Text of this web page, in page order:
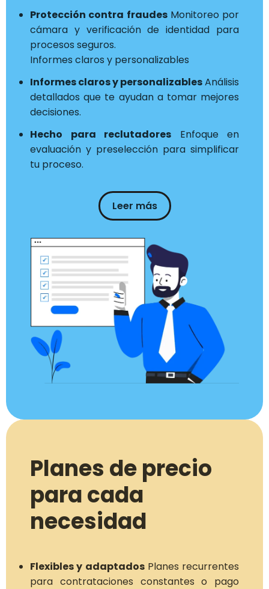
Protección contra fraudesMonitoreo por
cámara y verificación de identidad para
procesos seguros.
Informes claros y personalizables
Informes claros y personalizablesAnálisis
detallados que te ayudan a tomar mejores
decisiones.
Hecho para reclutadores Enfoque en
evaluación y preselección para simplificar
tu proceso.
Leer más
Planes de precio
para cada
necesidad
Flexibles y adaptadosPlanes recurrentes
para contrataciones constantes o pago